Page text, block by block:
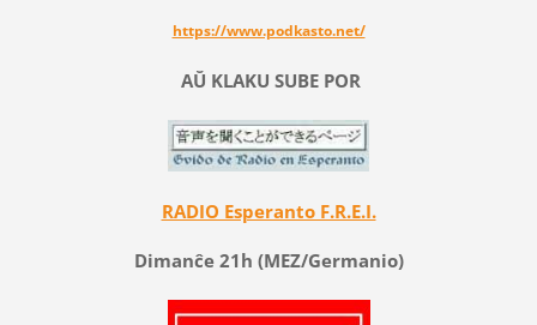
https://www.podkasto.net/
AŬ KLAKU SUBE POR
RADIO Esperanto F.R.E.I.
Dimanĉe 21h (MEZ/Germanio)